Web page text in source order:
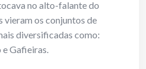
no alto-falante do
vieram os conjuntos de
diversificadas como:
e Gafieiras.